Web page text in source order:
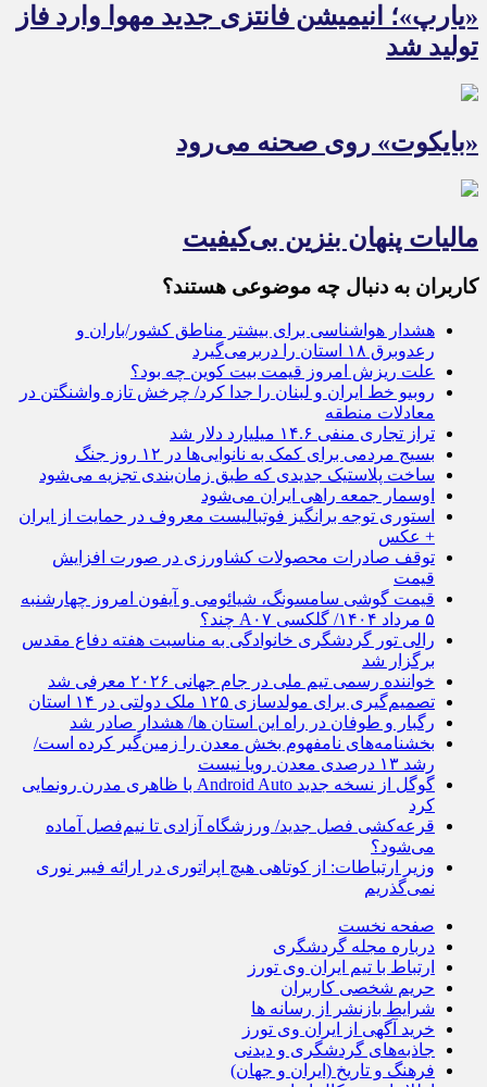
«یارپ»؛ انیمیشن فانتزی جدید مهوا وارد فاز
تولید شد
«بایکوت» روی صحنه می‌رود
مالیات پنهان بنزین بی‌کیفیت
کاربران به دنبال چه موضوعی هستند؟
هشدار هواشناسی برای بیشتر مناطق کشور/باران و
رعدوبرق ۱۸ استان را دربرمی‌گیرد
علت ریزش امروز قیمت بیت کوین چه بود؟
روبیو خط ایران و لبنان را جدا کرد/ چرخش تازه واشنگتن در
معادلات منطقه
تراز تجاری منفی ۱۴.۶ میلیارد دلار شد
بسیج مردمی برای کمک به نانوایی‌ها در ۱۲ روز جنگ
ساخت پلاستیک‌ جدیدی که طبق زمان‌بندی تجزیه می‌شود
اوسمار جمعه راهی ایران می‌شود
استوری توجه برانگیز فوتبالیست معروف در حمایت از ایران
+ عکس
توقف صادرات محصولات کشاورزی در صورت افزایش
قیمت
قیمت گوشی سامسونگ، شیائومی و آیفون امروز چهارشنبه
۵ مرداد ۱۴۰۴/ گلکسی A۰۷ چند؟
رالی تور گردشگری خانوادگی به مناسبت هفته دفاع مقدس
برگزار شد
خواننده رسمی تیم ملی در جام جهانی ۲۰۲۶ معرفی شد
تصمیم‌گیری برای مولدسازی ۱۲۵ ملک دولتی در ۱۴ استان
رگبار و طوفان در راه این استان ها/ هشدار صادر شد
بخشنامه‌های نامفهوم بخش معدن را زمین‌گیر کرده است/
رشد ۱۳ درصدی معدن رویا نیست
گوگل از نسخه جدید Android Auto با ظاهری مدرن رونمایی
کرد
قرعه‎‌کشی فصل جدید/ ورزشگاه آزادی تا نیم‌فصل آماده
می‌شود؟
وزیر ارتباطات: از کوتاهی هیچ‌ اپراتوری در ارائه فیبر نوری
نمی‌گذریم
صفحه نخست
درباره مجله گردشگری
ارتباط با تیم ایران وی تورز
حریم شخصی کاربران
شرایط بازنشر از رسانه ها
خرید آگهی از ایران وی تورز
جاذبه‌های گردشگری و دیدنی
فرهنگ و تاریخ (ایران و جهان)